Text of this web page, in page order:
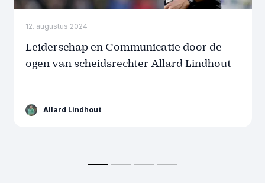
12. augustus 2024
Leiderschap en Communicatie door de
ogen van scheidsrechter Allard Lindhout
Allard Lindhout